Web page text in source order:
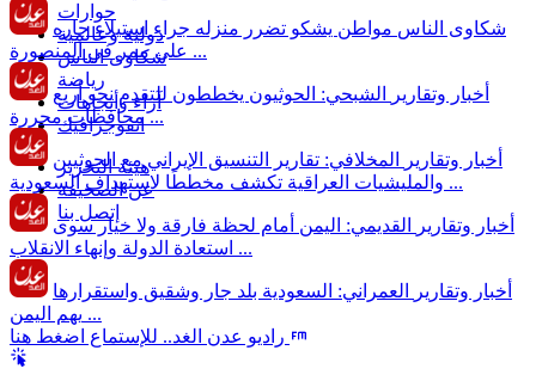
حوارات
دولية وعالمية
شكاوى الناس
رياضة
آراء وأتجاهات
انفوجرافيك
هيئة التحرير
عن الصحيفة
إتصل بنا
شكاوى الناس مواطن يشكو تضرر منزله جراء استيلاء جاره
على ممر في المنصورة ...
أخبار وتقارير
الشبحي: الحوثيون يخططون للتقدم نحو أربع
محافظات محررة ...
أخبار وتقارير
المخلافي: تقارير التنسيق الإيراني مع الحوثيين
والمليشيات العراقية تكشف مخططًا لاستهداف السعودية ...
أخبار وتقارير
القديمي: اليمن أمام لحظة فارقة ولا خيار سوى
استعادة الدولة وإنهاء الانقلاب ...
أخبار وتقارير
العمراني: السعودية بلد جار وشقيق واستقرارها
يهم اليمن ...